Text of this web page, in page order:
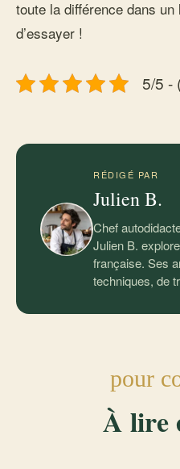
toute la différence dans
d’essayer !
5/5 -
RÉDIGÉ PAR
Julien B.
Chef
Julien B.
française. Ses
techniques, de
pour
À lire